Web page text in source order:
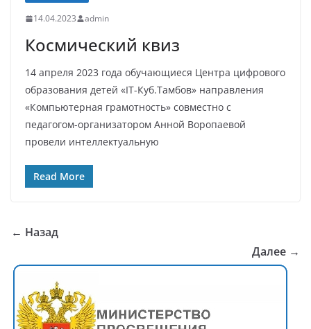
14.04.2023 admin
Космический квиз
14 апреля 2023 года обучающиеся Центра цифрового
образования детей «IT-Куб.Тамбов» направления
«Компьютерная грамотность» совместно с
педагогом-организатором Анной Воропаевой
провели интеллектуальную
Read More
← Назад
Далее →